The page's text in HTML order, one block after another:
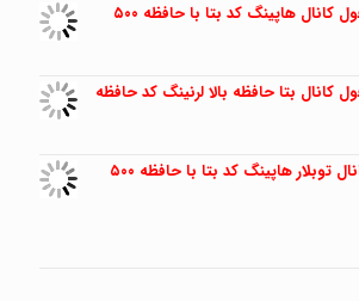
برد کرکره برقی ساید فول کانال هاپینگ کد بتا با حافظه ۵۰۰
کانال بتا حافظه بالا لرنینگ کد حافظه
برد کرکره برقی فول کانال توبلار هاپینگ کد بتا با حافظه ۵۰۰